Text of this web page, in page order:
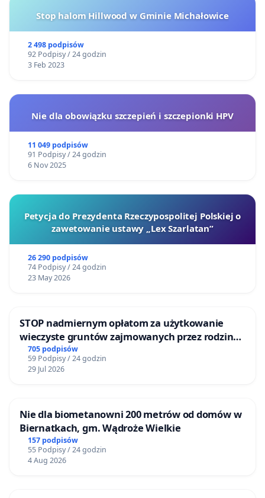
Stop halom Hillwood w Gminie Michałowice
2 498 podpisów
92 Podpisy / 24 godzin
3 Feb 2023
Nie dla obowiązku szczepień i szczepionki HPV
11 049 podpisów
91 Podpisy / 24 godzin
6 Nov 2025
Petycja do Prezydenta Rzeczypospolitej Polskiej o
zawetowanie ustawy „Lex Szarlatan”
26 290 podpisów
74 Podpisy / 24 godzin
23 May 2026
STOP nadmiernym opłatom za użytkowanie
wieczyste gruntów zajmowanych przez rodzinne
ogrody działkowe.
705 podpisów
59 Podpisy / 24 godzin
29 Jul 2026
Nie dla biometanowni 200 metrów od domów w
Biernatkach, gm. Wądroże Wielkie
157 podpisów
55 Podpisy / 24 godzin
4 Aug 2026